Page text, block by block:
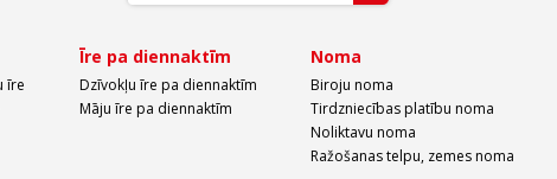
īre
Īre pa diennaktīm
Dzīvokļu īre pa diennaktīm
Māju īre pa diennaktīm
Noma
Biroju noma
Tirdzniecības platību noma
Noliktavu noma
Ražošanas telpu, zemes noma